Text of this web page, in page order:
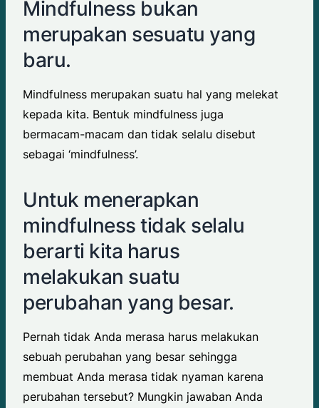
Mindfulness bukan
merupakan sesuatu yang
baru.
Mindfulness merupakan suatu hal yang melekat
kepada kita. Bentuk mindfulness juga
bermacam-macam dan tidak selalu disebut
sebagai ‘mindfulness’.
Untuk menerapkan
mindfulness tidak selalu
berarti kita harus
melakukan suatu
perubahan yang besar.
Pernah tidak Anda merasa harus melakukan
sebuah perubahan yang besar sehingga
membuat Anda merasa tidak nyaman karena
perubahan tersebut? Mungkin jawaban Anda